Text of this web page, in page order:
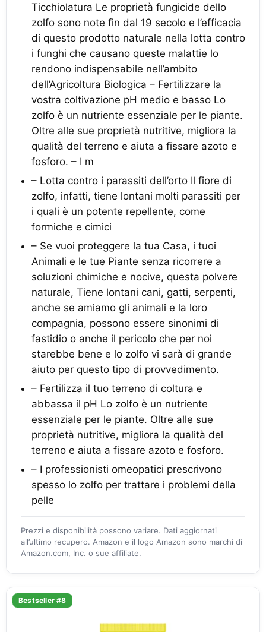
Ticchiolatura Le proprietà fungicide dello
zolfo sono note fin dal 19 secolo e l’efficacia
di questo prodotto naturale nella lotta contro
i funghi che causano queste malattie lo
rendono indispensabile nell’ambito
dell’Agricoltura Biologica – Fertilizzare la
vostra coltivazione pH medio e basso Lo
zolfo è un nutriente essenziale per le piante.
Oltre alle sue proprietà nutritive, migliora la
qualità del terreno e aiuta a fissare azoto e
fosforo. – I m
– Lotta contro i parassiti dell’orto Il fiore di
zolfo, infatti, tiene lontani molti parassiti per
i quali è un potente repellente, come
formiche e cimici
– Se vuoi proteggere la tua Casa, i tuoi
Animali e le tue Piante senza ricorrere a
soluzioni chimiche e nocive, questa polvere
naturale, Tiene lontani cani, gatti, serpenti,
anche se amiamo gli animali e la loro
compagnia, possono essere sinonimi di
fastidio o anche il pericolo che per noi
starebbe bene e lo zolfo vi sarà di grande
aiuto per questo tipo di provvedimento.
– Fertilizza il tuo terreno di coltura e
abbassa il pH Lo zolfo è un nutriente
essenziale per le piante. Oltre alle sue
proprietà nutritive, migliora la qualità del
terreno e aiuta a fissare azoto e fosforo.
– I professionisti omeopatici prescrivono
spesso lo zolfo per trattare i problemi della
pelle
Prezzi e disponibilità possono variare. Dati aggiornati
all’ultimo recupero. Amazon e il logo Amazon sono marchi di
Amazon.com, Inc. o sue affiliate.
Bestseller #8